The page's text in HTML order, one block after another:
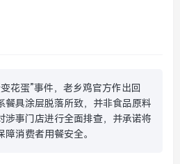
花蛋”事件，老乡鸡官方作出回
餐具涂层脱落所致，并非食品原料
涉事门店进行全面排查，并承诺将
消费者用餐安全。